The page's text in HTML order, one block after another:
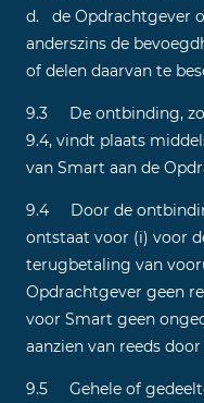
d. de Opdrachtgever
anderszins de
of delen daarvan te
9.3 De ontbinding,
9.4, vindt plaats
van Smart aan de
9.4 Door de
ontstaat voor (i) voor
terugbetaling van
Opdrachtgever geen
voor Smart geen
aanzien van reeds
9.5 Gehele of